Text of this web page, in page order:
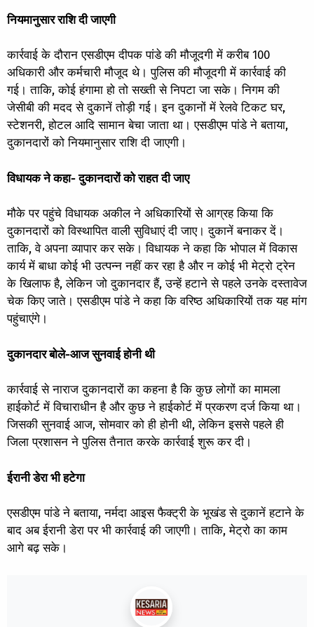
नियमानुसार राशि दी जाएगी
कार्रवाई के दौरान एसडीएम दीपक पांडे की मौजूदगी में करीब 100
अधिकारी और कर्मचारी मौजूद थे। पुलिस की मौजूदगी में कार्रवाई की
गई। ताकि, कोई हंगामा हो तो सख्ती से निपटा जा सके। निगम की
जेसीबी की मदद से दुकानें तोड़ी गई। इन दुकानों में रेलवे टिकट घर,
स्टेशनरी, होटल आदि सामान बेचा जाता था। एसडीएम पांडे ने बताया,
दुकानदारों को नियमानुसार राशि दी जाएगी।
विधायक ने कहा- दुकानदारों को राहत दी जाए
मौके पर पहुंचे विधायक अकील ने अधिकारियों से आग्रह किया कि
दुकानदारों को विस्थापित वाली सुविधाएं दी जाए। दुकानें बनाकर दें।
ताकि, वे अपना व्यापार कर सके। विधायक ने कहा कि भोपाल में विकास
कार्य में बाधा कोई भी उत्पन्न नहीं कर रहा है और न कोई भी मेट्रो ट्रेन
के खिलाफ है, लेकिन जो दुकानदार हैं, उन्हें हटाने से पहले उनके दस्तावेज
चेक किए जाते। एसडीएम पांडे ने कहा कि वरिष्ठ अधिकारियों तक यह मांग
पहुंचाएंगे।
दुकानदार बोले-आज सुनवाई होनी थी
कार्रवाई से नाराज दुकानदारों का कहना है कि कुछ लोगों का मामला
हाईकोर्ट में विचाराधीन है और कुछ ने हाईकोर्ट में प्रकरण दर्ज किया था।
जिसकी सुनवाई आज, सोमवार को ही होनी थी, लेकिन इससे पहले ही
जिला प्रशासन ने पुलिस तैनात करके कार्रवाई शुरू कर दी।
ईरानी डेरा भी हटेगा
एसडीएम पांडे ने बताया, नर्मदा आइस फैक्ट्री के भूखंड से दुकानें हटाने के
बाद अब ईरानी डेरा पर भी कार्रवाई की जाएगी। ताकि, मेट्रो का काम
आगे बढ़ सके।